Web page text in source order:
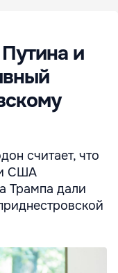
и
считает, что
США
Трампа дали